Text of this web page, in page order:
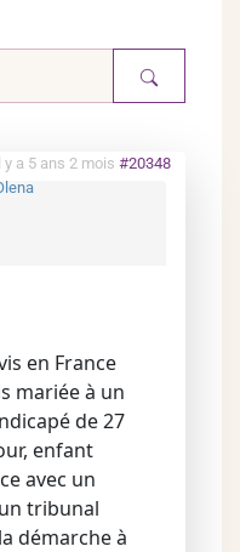
y a 5 ans 2 mois #20348
en France
mariée à un
de 27
enfant
avec un
tribunal
démarche à